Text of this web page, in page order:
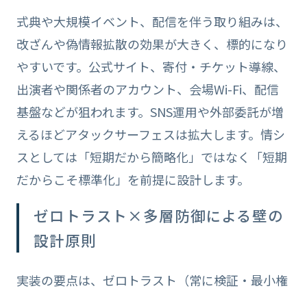
式典や大規模イベント、配信を伴う取り組みは、
改ざんや偽情報拡散の効果が大きく、標的になり
やすいです。公式サイト、寄付・チケット導線、
出演者や関係者のアカウント、会場Wi-Fi、配信
基盤などが狙われます。SNS運用や外部委託が増
えるほどアタックサーフェスは拡大します。情シ
スとしては「短期だから簡略化」ではなく「短期
だからこそ標準化」を前提に設計します。
ゼロトラスト×多層防御による壁の
設計原則
実装の要点は、ゼロトラスト（常に検証・最小権